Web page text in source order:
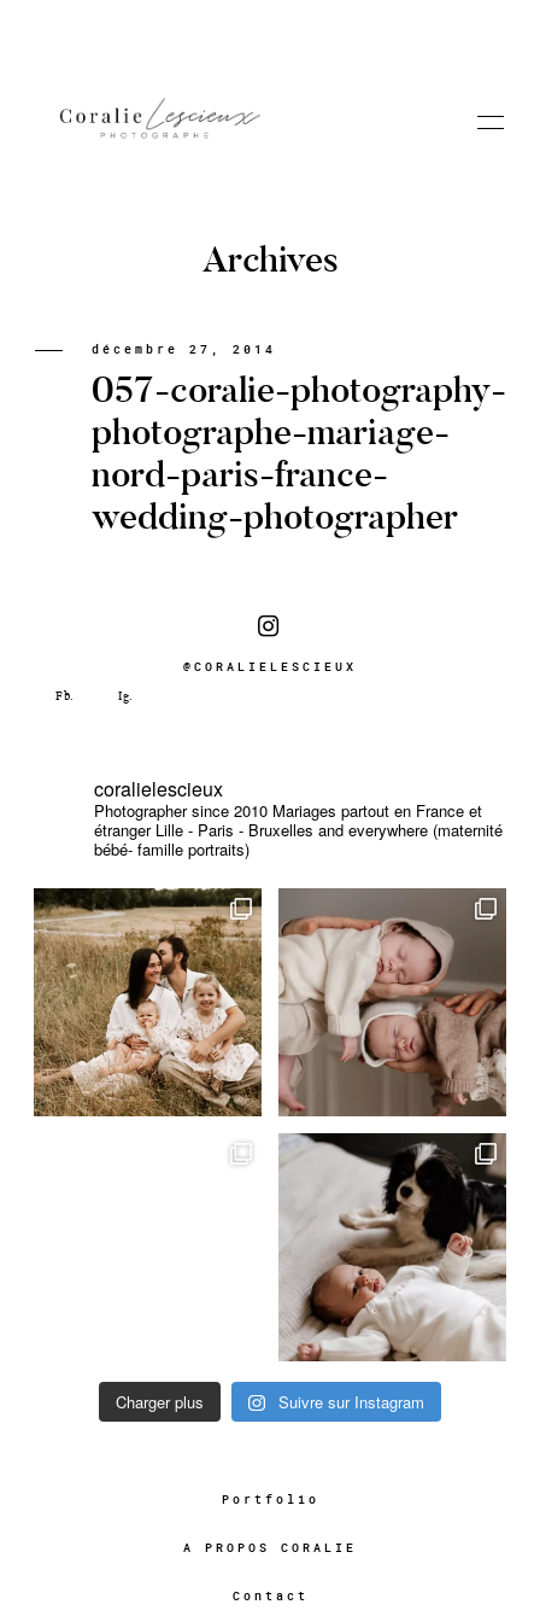
Portfolio
A PROPOS CORALIE
Archives
décembre 27, 2014
057-coralie-photography-
photographe-mariage-
nord-paris-france-
wedding-photographer
@CORALIELESCIEUX
coralielescieux
Photographer since 2010 Mariages partout en France et
étranger Lille - Paris - Bruxelles and everywhere (maternité
bébé- famille portraits)
Charger plus Suivre sur Instagram
Portfolio
A PROPOS CORALIE
Contact